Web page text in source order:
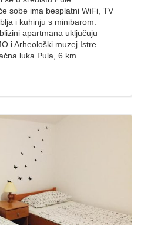
sobe ima besplatni WiFi, TV
i kuhinju s minibarom.
apartmana uključuju
i Arheološki muzej Istre.
luka Pula, 6 km …